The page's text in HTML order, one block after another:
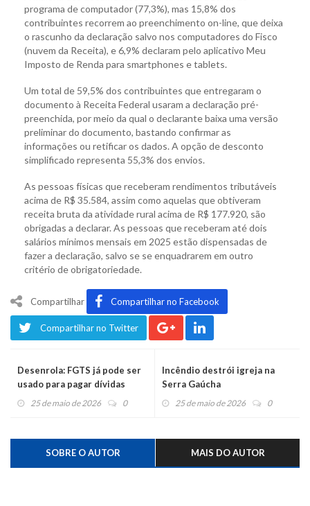
programa de computador (77,3%), mas 15,8% dos
contribuintes recorrem ao preenchimento on-line, que deixa
o rascunho da declaração salvo nos computadores do Fisco
(nuvem da Receita), e 6,9% declaram pelo aplicativo Meu
Imposto de Renda para smartphones e tablets.
Um total de 59,5% dos contribuintes que entregaram o
documento à Receita Federal usaram a declaração pré-
preenchida, por meio da qual o declarante baixa uma versão
preliminar do documento, bastando confirmar as
informações ou retificar os dados. A opção de desconto
simplificado representa 55,3% dos envios.
As pessoas físicas que receberam rendimentos tributáveis
acima de R$ 35.584, assim como aquelas que obtiveram
receita bruta da atividade rural acima de R$ 177.920, são
obrigadas a declarar. As pessoas que receberam até dois
salários mínimos mensais em 2025 estão dispensadas de
fazer a declaração, salvo se se enquadrarem em outro
critério de obrigatoriedade.
Compartilhar Compartilhar no Facebook
Compartilhar no Twitter
Desenrola: FGTS já pode ser
usado para pagar dívidas
25 de maio de 2026 0
Incêndio destrói igreja na
Serra Gaúcha
25 de maio de 2026 0
SOBRE O AUTOR MAIS DO AUTOR